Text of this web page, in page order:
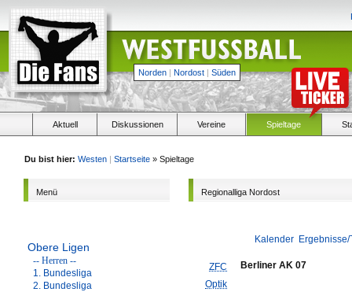
Norden | Nordost | Süden
Aktuell Diskussionen Vereine Spieltage
Du bist hier: Westen | Startseite » Spieltage
Menü
Obere Ligen
-- Herren --
1. Bundesliga
2. Bundesliga
Regionalliga Nordost
Kalender
ZFC
Optik
Berliner AK 07